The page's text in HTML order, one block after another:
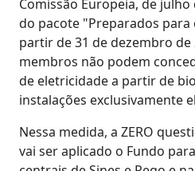
Comissão Europeia, de
do pacote "Preparados para
partir de 31 de dezembro de
membros não podem
de eletricidade a partir de
instalações exclusivamente
Nessa medida, a ZERO
vai ser aplicado o Fundo